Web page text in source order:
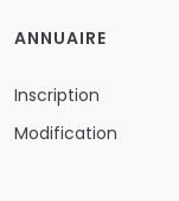
ANNUAIRE
Inscription
Modification